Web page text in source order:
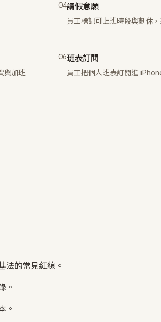
04請假意願
員工標記可上班時段與劃休
與加班
06班表訂閱
員工把個人班表訂閱進
法的常見紅線。
。
。